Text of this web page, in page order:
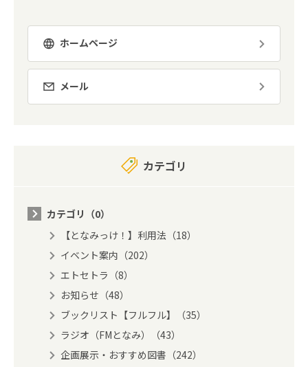
ホームページ
メール
カテゴリ
カテゴリ（0）
【となみっけ！】利用法（18）
イベント案内（202）
エトセトラ（8）
お知らせ（48）
ブックリスト【フルフル】（35）
ラジオ（FMとなみ）（43）
企画展示・おすすめ図書（242）